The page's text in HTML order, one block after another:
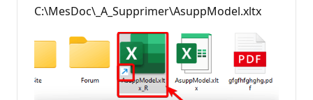
C:\MesDoc\_A_Supprimer\AsuppModel.xltx